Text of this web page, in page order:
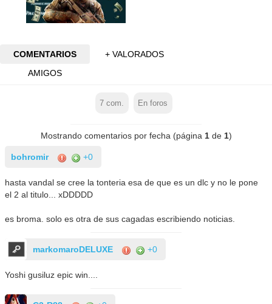
COMENTARIOS
+ VALORADOS
AMIGOS
7 com. En foros
Mostrando comentarios por fecha (página 1de 1)
bohromir +0
hasta vandal se cree la tonteria esa de que es un dlc y no le pone
el 2 al titulo... xDDDDD
es broma. solo es otra de sus cagadas escribiendo noticias.
markomaroDELUXE +0
Yoshi gusiluz epic win....